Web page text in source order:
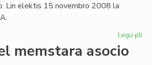
Lin elektis 15 novembro 2008 la
Legu pli
memstara asocio